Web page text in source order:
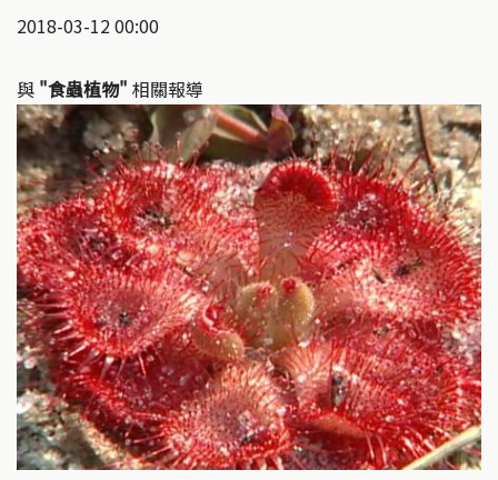
2018-03-12 00:00
與 "食蟲植物" 相關報導